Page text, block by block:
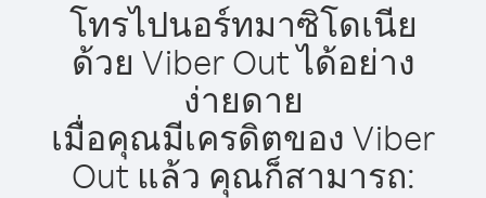
โทรไปนอร์ทมาซิโดเนีย
ด้วย Viber Out ได้อย่าง
ง่ายดาย
เมื่อคุณมีเครดิตของ Viber
Out แล้ว คุณก็สามารถ: